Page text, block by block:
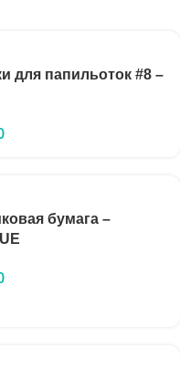
для папильоток #8 –
бумага –